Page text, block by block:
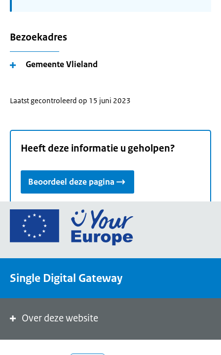
Bezoekadres
Gemeente Vlieland
Laatst gecontroleerd op 15 juni 2023
Heeft deze informatie u geholpen?
Beoordeel deze pagina
Ga
de
een
de
Single Digital Gateway
Over deze website